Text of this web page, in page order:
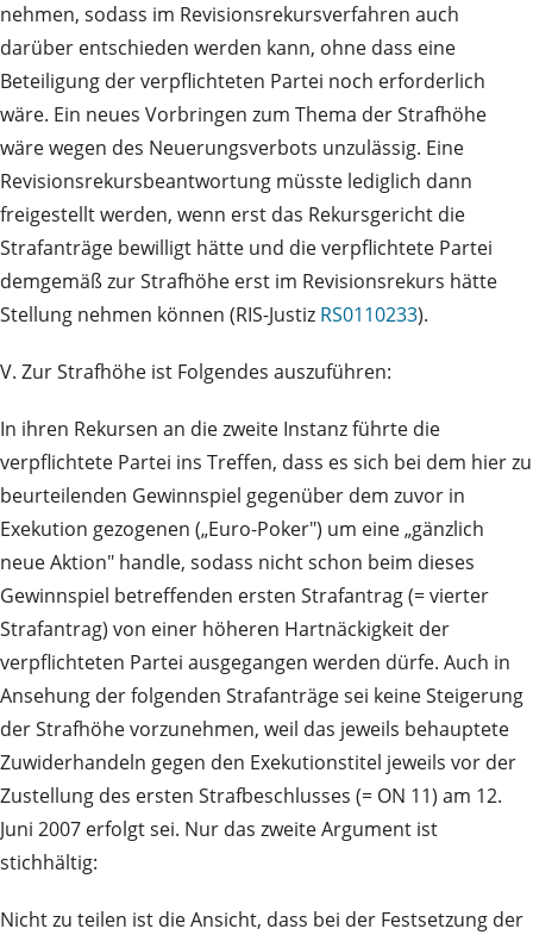
nehmen, sodass im Revisionsrekursverfahren auch
darüber entschieden werden kann, ohne dass eine
Beteiligung der verpflichteten Partei noch erforderlich
wäre. Ein neues Vorbringen zum Thema der Strafhöhe
wäre wegen des Neuerungsverbots unzulässig. Eine
Revisionsrekursbeantwortung müsste lediglich dann
freigestellt werden, wenn erst das Rekursgericht die
Strafanträge bewilligt hätte und die verpflichtete Partei
demgemäß zur Strafhöhe erst im Revisionsrekurs hätte
Stellung nehmen können (RIS-Justiz RS0110233).
V. Zur Strafhöhe ist Folgendes auszuführen:
In ihren Rekursen an die zweite Instanz führte die
verpflichtete Partei ins Treffen, dass es sich bei dem hier zu
beurteilenden Gewinnspiel gegenüber dem zuvor in
Exekution gezogenen („Euro-Poker") um eine „gänzlich
neue Aktion" handle, sodass nicht schon beim dieses
Gewinnspiel betreffenden ersten Strafantrag (= vierter
Strafantrag) von einer höheren Hartnäckigkeit der
verpflichteten Partei ausgegangen werden dürfe. Auch in
Ansehung der folgenden Strafanträge sei keine Steigerung
der Strafhöhe vorzunehmen, weil das jeweils behauptete
Zuwiderhandeln gegen den Exekutionstitel jeweils vor der
Zustellung des ersten Strafbeschlusses (= ON 11) am 12.
Juni 2007 erfolgt sei. Nur das zweite Argument ist
stichhältig:
Nicht zu teilen ist die Ansicht, dass bei der Festsetzung der